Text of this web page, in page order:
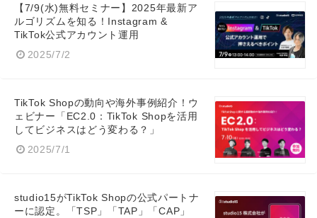
【7/9(水)無料セミナー】2025年最新ア
ルゴリズムを知る！Instagram &
TikTok公式アカウント運用
2025/7/2
TikTok Shopの動向や海外事例紹介！ウ
ェビナー「EC2.0：TikTok Shopを活用
してビジネスはどう変わる？」
2025/7/1
studio15がTikTok Shopの公式パートナ
ーに認定。「TSP」「TAP」「CAP」